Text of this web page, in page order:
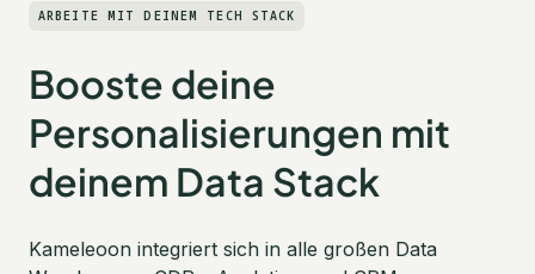
ARBEITE MIT DEINEM TECH STACK
Booste deine
Personalisierungen mit
deinem Data Stack
Kameleoon integriert sich in alle großen Data